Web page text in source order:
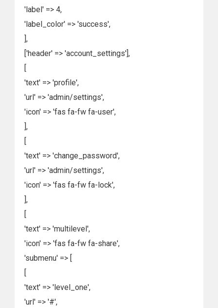
'label' => 4,
'label_color' => 'success',
],
['header' => 'account_settings'],
[
'text' => 'profile',
'url' => 'admin/settings',
'icon' => 'fas fa-fw fa-user',
],
[
'text' => 'change_password',
'url' => 'admin/settings',
'icon' => 'fas fa-fw fa-lock',
],
[
'text' => 'multilevel',
'icon' => 'fas fa-fw fa-share',
'submenu' => [
[
'text' => 'level_one',
'url' => '#',